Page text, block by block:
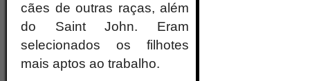
cães de outras raças, além
do Saint John. Eram
selecionados os filhotes
mais aptos ao trabalho.